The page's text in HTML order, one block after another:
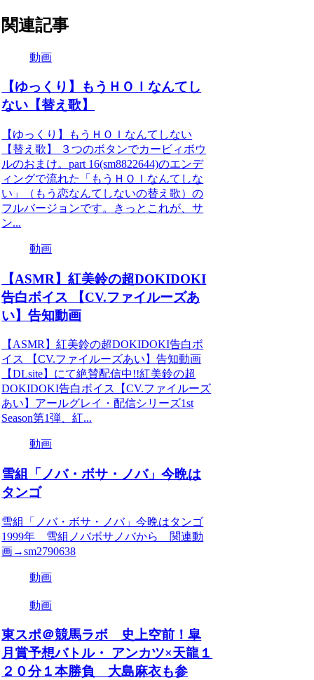
関連記事
動画
【ゆっくり】もうＨＯＩなんてし
ない【替え歌】
【ゆっくり】もうＨＯＩなんてしない
【替え歌】 ３つのボタンでカービィボウ
ルのおまけ。part 16(sm8822644)のエンデ
ィングで流れた「もうＨＯＩなんてしな
い」（もう恋なんてしないの替え歌）の
フルバージョンです。きっとこれが、サ
ン...
動画
【ASMR】紅美鈴の超DOKIDOKI
告白ボイス 【CV.ファイルーズあ
い】告知動画
【ASMR】紅美鈴の超DOKIDOKI告白ボ
イス 【CV.ファイルーズあい】告知動画
【DLsite】にて絶賛配信中!!紅美鈴の超
DOKIDOKI告白ボイス【CV.ファイルーズ
あい】アールグレイ・配信シリーズ1st
Season第1弾、紅...
動画
雪組「ノバ・ボサ・ノバ」今晩は
タンゴ
雪組「ノバ・ボサ・ノバ」今晩はタンゴ
1999年 雪組ノバボサノバから 関連動
画→sm2790638
動画
動画
東スポ＠競馬ラボ 史上空前！皐
月賞予想バトル・ アンカツ×天龍１
２０分１本勝負 大島麻衣も参